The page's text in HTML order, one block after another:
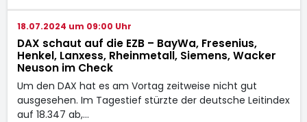
18.07.2024 um 09:00 Uhr
DAX schaut auf die EZB – BayWa, Fresenius,
Henkel, Lanxess, Rheinmetall, Siemens, Wacker
Neuson im Check
Um den DAX hat es am Vortag zeitweise nicht gut
ausgesehen. Im Tagestief stürzte der deutsche Leitindex
auf 18.347 ab,…